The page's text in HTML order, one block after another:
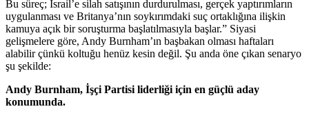
Bu süreç; İsrail’e silah satışının durdurulması, gerçek yaptırımların
uygulanması ve Britanya’nın soykırımdaki suç ortaklığına ilişkin
kamuya açık bir soruşturma başlatılmasıyla başlar.” Siyasi
gelişmelere göre, Andy Burnham’ın başbakan olması haftaları
alabilir çünkü koltuğu henüz kesin değil. Şu anda öne çıkan senaryo
şu şekilde:
Andy Burnham, İşçi Partisi liderliği için en güçlü aday
konumunda.